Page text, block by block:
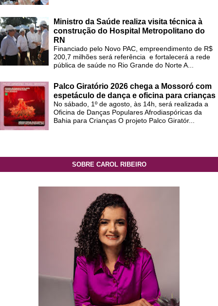
Ministro da Saúde realiza visita técnica à
construção do Hospital Metropolitano do
RN
Financiado pelo Novo PAC, empreendimento de R$
200,7 milhões será referência e fortalecerá a rede
pública de saúde no Rio Grande do Norte A...
Palco Giratório 2026 chega a Mossoró com
espetáculo de dança e oficina para crianças
No sábado, 1º de agosto, às 14h, será realizada a
Oficina de Danças Populares Afrodiaspóricas da
Bahia para Crianças O projeto Palco Giratór...
SOBRE CAROL RIBEIRO